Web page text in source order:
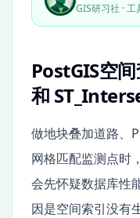
GIS研习社 ·
PostGIS空
和
做地块叠加道路、
网格匹配监测点时，
会先怀疑数据库性
因是空间索引没有